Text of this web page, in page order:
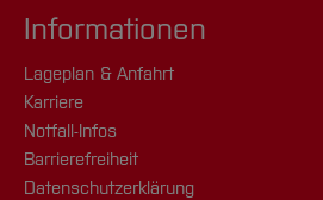
Informationen
Lageplan & Anfahrt
Karriere
Notfall-Infos
Barrierefreiheit
Datenschutzerklärung